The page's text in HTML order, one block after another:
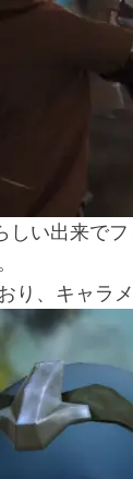
い出来で
り、キャラ